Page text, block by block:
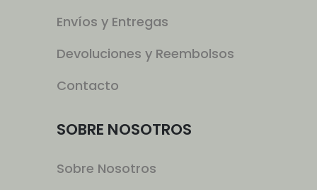
Envíos y Entregas
Devoluciones y Reembolsos
Contacto
SOBRE NOSOTROS
Sobre Nosotros